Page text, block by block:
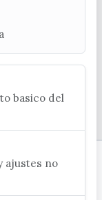
del Mar
basico del
ajustes no